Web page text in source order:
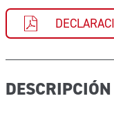
DESCRIPCIÓN